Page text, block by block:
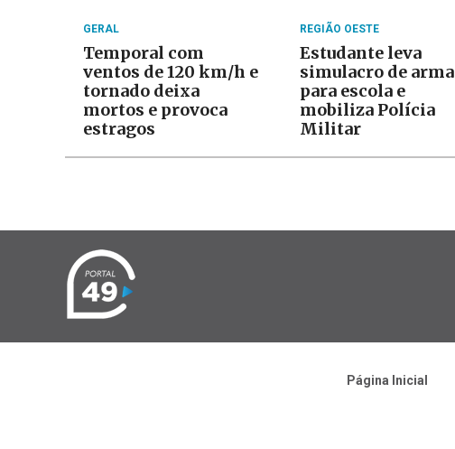
GERAL
Temporal com
ventos de 120 km/h e
tornado deixa
mortos e provoca
estragos
REGIÃO OESTE
Estudante leva
simulacro de arma
para escola e
mobiliza Polícia
Militar
Página Inicial